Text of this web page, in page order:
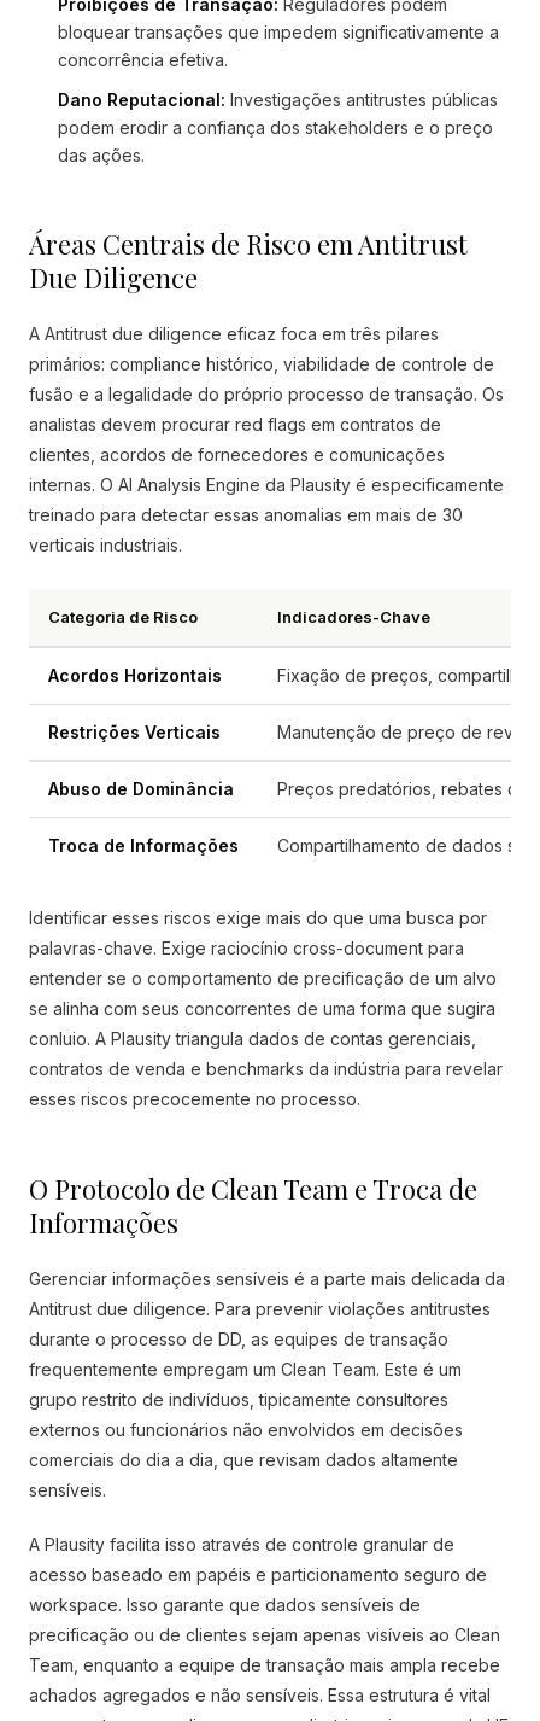
Proibições de Transação: Reguladores podem
bloquear transações que impedem significativamente a
concorrência efetiva.
Dano Reputacional: Investigações antitrustes públicas
podem erodir a confiança dos stakeholders e o preço
das ações.
Áreas Centrais de Risco em Antitrust
Due Diligence
A Antitrust due diligence eficaz foca em três pilares
primários: compliance histórico, viabilidade de controle de
fusão e a legalidade do próprio processo de transação. Os
analistas devem procurar red flags em contratos de
clientes, acordos de fornecedores e comunicações
internas. O AI Analysis Engine da Plausity é especificamente
treinado para detectar essas anomalias em mais de 30
verticais industriais.
Categoria de Risco Indicadores-Chave
Acordos Horizontais Fixação de preços,
Restrições Verticais Manutenção de preço de
Abuso de Dominância Preços predatórios, rebates de
Troca de Informações Compartilhamento de dados
Identificar esses riscos exige mais do que uma busca por
palavras-chave. Exige raciocínio cross-document para
entender se o comportamento de precificação de um alvo
se alinha com seus concorrentes de uma forma que sugira
conluio. A Plausity triangula dados de contas gerenciais,
contratos de venda e benchmarks da indústria para revelar
esses riscos precocemente no processo.
O Protocolo de Clean Team e Troca de
Informações
Gerenciar informações sensíveis é a parte mais delicada da
Antitrust due diligence. Para prevenir violações antitrustes
durante o processo de DD, as equipes de transação
frequentemente empregam um Clean Team. Este é um
grupo restrito de indivíduos, tipicamente consultores
externos ou funcionários não envolvidos em decisões
comerciais do dia a dia, que revisam dados altamente
sensíveis.
A Plausity facilita isso através de controle granular de
acesso baseado em papéis e particionamento seguro de
workspace. Isso garante que dados sensíveis de
precificação ou de clientes sejam apenas visíveis ao Clean
Team, enquanto a equipe de transação mais ampla recebe
achados agregados e não sensíveis. Essa estrutura é vital